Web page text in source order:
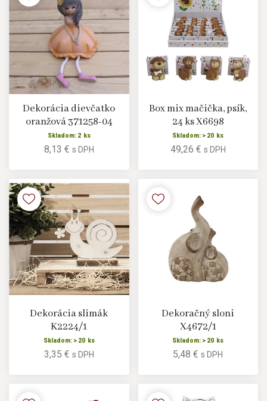
Dekorácia dievčatko
oranžová 371258-04
Skladom: 2 ks
8,13 € s DPH
Box mix mačička, psík,
24 ks X6698
Skladom: > 20 ks
49,26 € s DPH
Dekorácia slimák
K2224/1
Skladom: > 20 ks
3,35 € s DPH
Dekoračný sloni
X4672/1
Skladom: > 20 ks
5,48 €s DPH